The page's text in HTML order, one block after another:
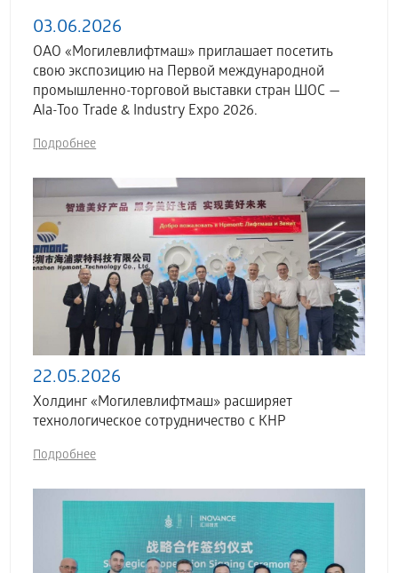
03.06.2026
ОАО «Могилевлифтмаш» приглашает посетить
свою экспозицию на Первой международной
промышленно-торговой выставки стран ШОС —
Ala-Too Trade & Industry Expo 2026.
Подробнее
22.05.2026
Холдинг «Могилевлифтмаш» расширяет
технологическое сотрудничество с КНР
Подробнее